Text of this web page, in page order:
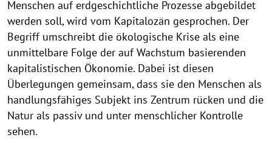
Menschen auf erdgeschichtliche Prozesse abgebildet
werden soll, wird vom Kapitalozän gesprochen. Der
Begriff umschreibt die ökologische Krise als eine
unmittelbare Folge der auf Wachstum basierenden
kapitalistischen Ökonomie. Dabei ist diesen
Überlegungen gemeinsam, dass sie den Menschen als
handlungsfähiges Subjekt ins Zentrum rücken und die
Natur als passiv und unter menschlicher Kontrolle
sehen.